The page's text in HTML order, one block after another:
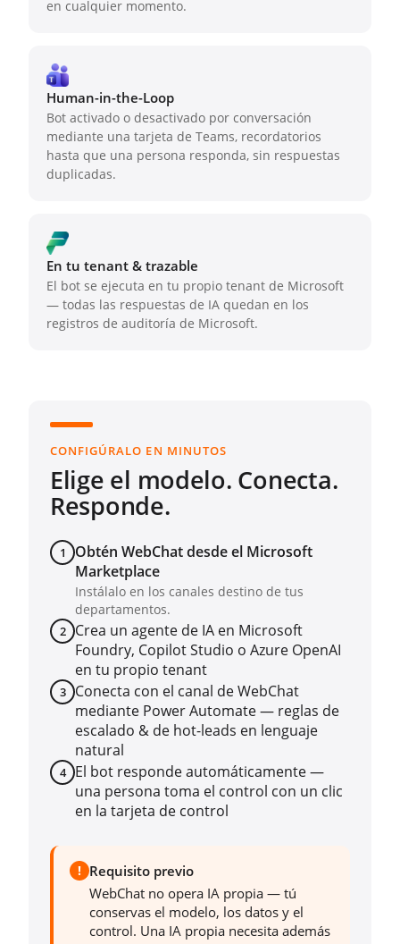
en cualquier momento.
Human-in-the-Loop
Bot activado o desactivado por conversación
mediante una tarjeta de Teams, recordatorios
hasta que una persona responda, sin respuestas
duplicadas.
En tu tenant & trazable
El bot se ejecuta en tu propio tenant de Microsoft
— todas las respuestas de IA quedan en los
registros de auditoría de Microsoft.
CONFIGÚRALO EN MINUTOS
Elige el modelo. Conecta.
Responde.
1
Obtén WebChat desde el Microsoft
Marketplace
Instálalo en los canales destino de tus
departamentos.
2
Crea un agente de IA en Microsoft
Foundry, Copilot Studio o Azure OpenAI
en tu propio tenant
3
Conecta con el canal de WebChat
mediante Power Automate — reglas de
escalado & de hot-leads en lenguaje
natural
4
El bot responde automáticamente —
una persona toma el control con un clic
en la tarjeta de control
! Requisito previo
WebChat no opera IA propia — tú
conservas el modelo, los datos y el
control. Una IA propia necesita además